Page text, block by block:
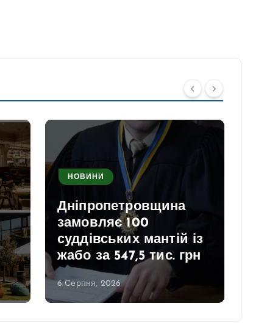
НОВИНИ
Дніпропетровщина
замовляє 100
суддівських мантій із
жабо за 547,5 тис. грн
6 Серпня, 2026